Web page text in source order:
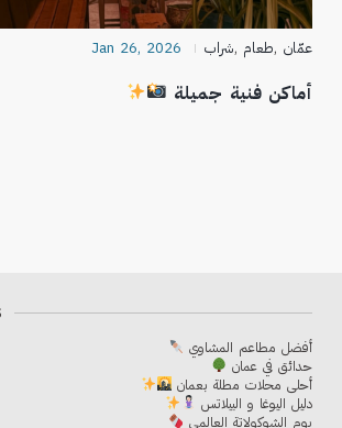
Jan 26, 2026 شراب, طعام, عمّان
أماكن فنية جميلة
أفضل مطاعم المشاوي
حدائق في عمان
أحلی محلات مطلة بعمان
دليل اليوغا و البيلاتس
يوم الشوكولاتة العالمي